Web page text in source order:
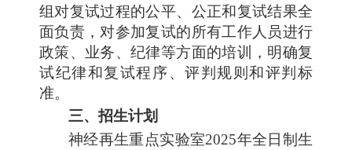
组对复试过程的公平、公正和复试结果全
面负责，对参加复试的所有工作人员进行
政策、业务、纪律等方面的培训，明确复
试纪律和复试程序、评判规则和评判标
准。
三、招生计划
神经再生重点实验室2025年全日制生